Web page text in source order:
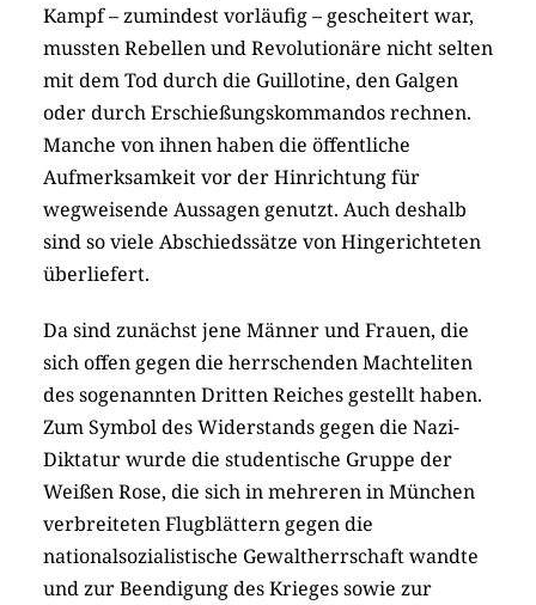
Kampf – zumindest vorläufig – gescheitert war,
mussten Rebellen und Revolutionäre nicht selten
mit dem Tod durch die Guillotine, den Galgen
oder durch Erschießungskommandos rechnen.
Manche von ihnen haben die öffentliche
Aufmerksamkeit vor der Hinrichtung für
wegweisende Aussagen genutzt. Auch deshalb
sind so viele Abschiedssätze von Hingerichteten
überliefert.
Da sind zunächst jene Männer und Frauen, die
sich offen gegen die herrschenden Machteliten
des sogenannten Dritten Reiches gestellt haben.
Zum Symbol des Widerstands gegen die Nazi-
Diktatur wurde die studentische Gruppe der
Weißen Rose, die sich in mehreren in München
verbreiteten Flugblättern gegen die
nationalsozialistische Gewaltherrschaft wandte
und zur Beendigung des Krieges sowie zur